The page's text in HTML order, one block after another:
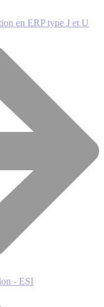
en ERP type J et U
- ESI